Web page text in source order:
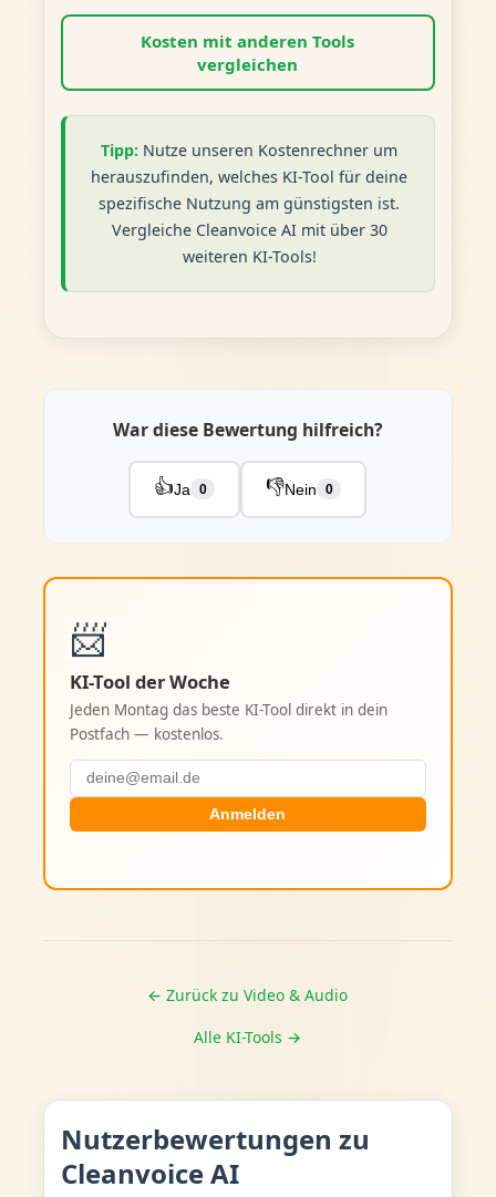
Kosten mit anderen Tools
vergleichen
Tipp: Nutze unseren Kostenrechner um
herauszufinden, welches KI-Tool für deine
spezifische Nutzung am günstigsten ist.
Vergleiche Cleanvoice AI mit über 30
weiteren KI-Tools!
War diese Bewertung hilfreich?
👍Ja 0 👎Nein 0
📨
KI-Tool der Woche
Jeden Montag das beste KI-Tool direkt in dein
Postfach — kostenlos.
Anmelden
← Zurück zu Video & Audio
Alle KI-Tools →
Nutzerbewertungen zu
Cleanvoice AI